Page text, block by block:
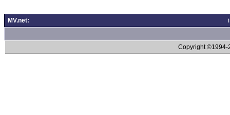
MV.net:
Copyright ©1994-